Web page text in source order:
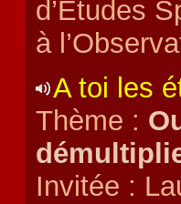
d’Etudes
à
A toi les
Thème :
Invitée :